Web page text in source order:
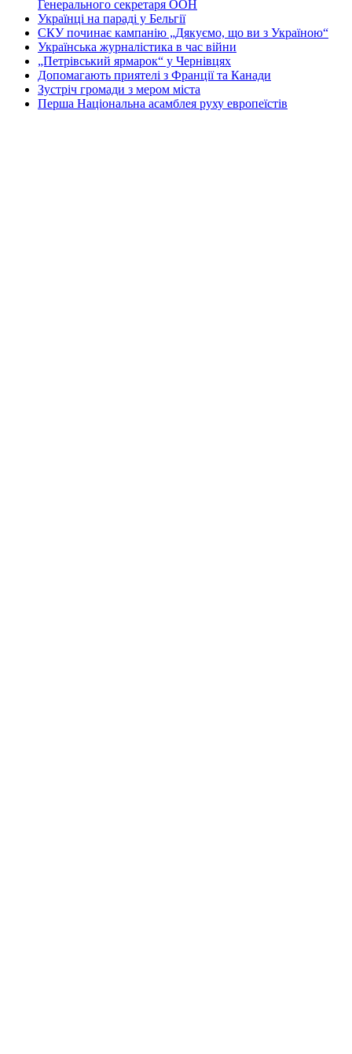
Генерального секретаря ООН
Українці на параді у Бельгії
СКУ починає кампанію „Дякуємо, що ви з Україною“
Українська журналістика в час війни
„Петрівський ярмарок“ у Чернівцях
Допомагають приятелі з Франції та Канади
Зустріч громади з мером міста
Перша Національна асамблея руху европеїстів